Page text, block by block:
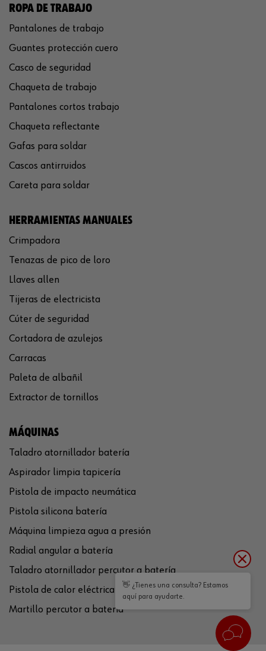
ROPA DE TRABAJO
Pantalones de trabajo
Guantes protección cuero
Casco de seguridad
Chaqueta de trabajo
Pantalones cortos trabajo
Chaqueta reflectante
Gafas para soldar
Cascos antirruidos
Careta para soldar
HERRAMIENTAS MANUALES
Crimpadora
Tenazas de pico de loro
Llaves allen
Tijeras de electricista
Cúter de seguridad
Cortadora de azulejos
Carracas
Paleta de albañil
Extractor de tornillos
MÁQUINAS
Taladro atornillador batería
Aspirador limpia tapicería
Pistola de impacto neumática
Pistola silicona batería
Máquina limpieza agua a presión
Radial angular a batería
Taladro atornillador percutor a batería
Pistola de calor eléctrica
Martillo percutor a batería
👋 ¿Tienes una consulta? Estamos
aquí para ayudarte.